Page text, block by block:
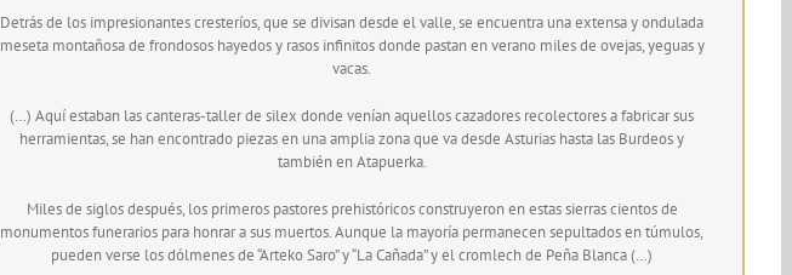
Detrás de los impresionantes cresteríos, que se divisan desde el valle, se encuentra una extensa y ondulada
meseta montañosa de frondosos hayedos y rasos infinitos donde pastan en verano miles de ovejas, yeguas y
vacas.
(…) Aquí estaban las canteras-taller de silex donde venían aquellos cazadores recolectores a fabricar sus
herramientas, se han encontrado piezas en una amplia zona que va desde Asturias hasta las Burdeos y
también en Atapuerka.
Miles de siglos después, los primeros pastores prehistóricos construyeron en estas sierras cientos de
monumentos funerarios para honrar a sus muertos. Aunque la mayoría permanecen sepultados en túmulos,
pueden verse los dólmenes de “Arteko Saro” y “La Cañada” y el cromlech de Peña Blanca (…)